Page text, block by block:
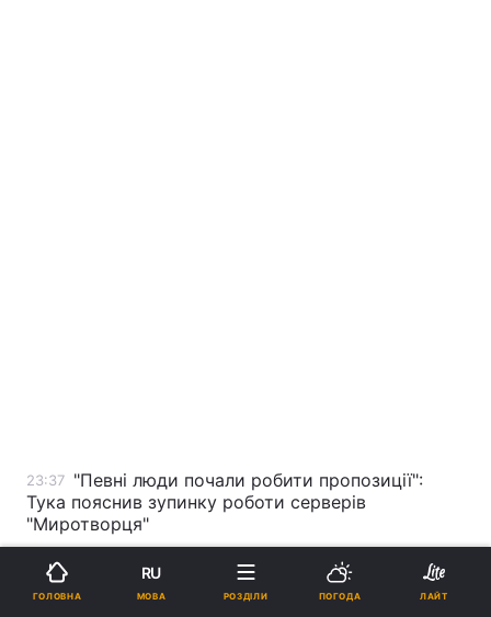
23:37 "Певні люди почали робити пропозиції":
Тука пояснив зупинку роботи серверів
"Миротворця"
22:45
В Осло та Стокгольмі відбулись церемонії
вручення нобелівських премій
ГОЛОВНА
RU
МОВА РОЗДІЛИ ПОГОДА ЛАЙТ